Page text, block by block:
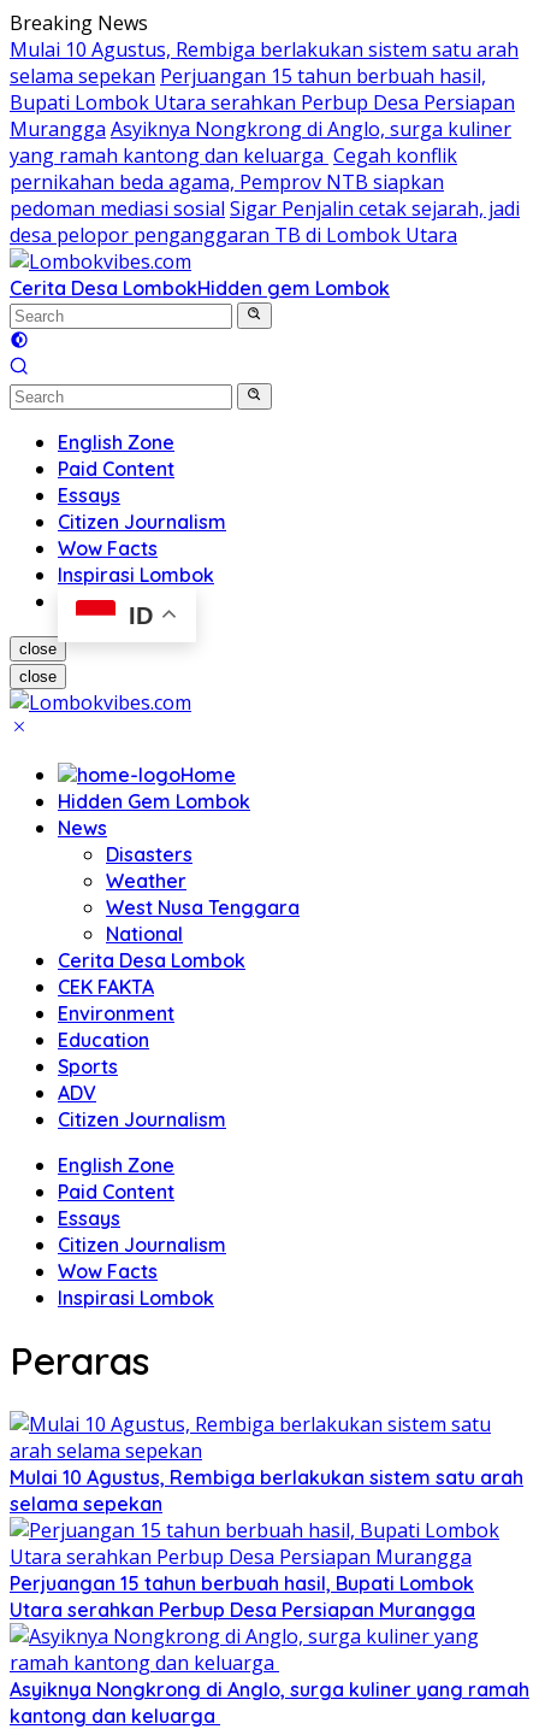
Skip
to
content
Breaking News
Mulai 10 Agustus, Rembiga berlakukan sistem satu arah
selama sepekan Perjuangan 15 tahun berbuah hasil,
Bupati Lombok Utara serahkan Perbup Desa Persiapan
Murangga Asyiknya Nongkrong di Anglo, surga kuliner
yang ramah kantong dan keluarga Cegah konflik
pernikahan beda agama, Pemprov NTB siapkan
pedoman mediasi sosial Sigar Penjalin cetak sejarah, jadi
desa pelopor penganggaran TB di Lombok Utara
Cerita Desa LombokHidden gem Lombok
English Zone
Paid Content
Essays
Citizen Journalism
Wow Facts
Inspirasi Lombok
ID
close
close
Home
Hidden Gem Lombok
News
Disasters
Weather
West Nusa Tenggara
National
Cerita Desa Lombok
CEK FAKTA
Environment
Education
Sports
ADV
Citizen Journalism
English Zone
Paid Content
Essays
Citizen Journalism
Wow Facts
Inspirasi Lombok
Peraras
Mulai 10 Agustus, Rembiga berlakukan sistem satu arah
selama sepekan
Perjuangan 15 tahun berbuah hasil, Bupati Lombok
Utara serahkan Perbup Desa Persiapan Murangga
Asyiknya Nongkrong di Anglo, surga kuliner yang ramah
kantong dan keluarga